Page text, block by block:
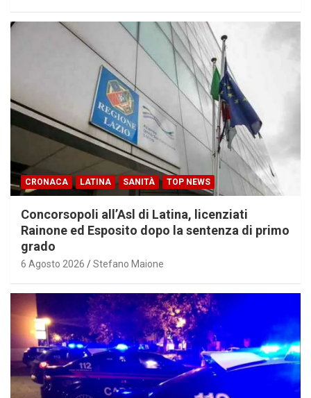
CRONACA LATINA SANITÀ TOP NEWS
Concorsopoli all’Asl di Latina, licenziati
Rainone ed Esposito dopo la sentenza di primo
grado
6 Agosto 2026 Stefano Maione